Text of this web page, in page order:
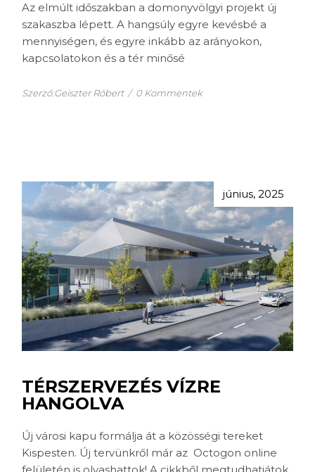
Az elmúlt időszakban a domonyvölgyi projekt új
szakaszba lépett. A hangsúly egyre kevésbé a
mennyiségen, és egyre inkább az arányokon,
kapcsolatokon és a tér minősé
Szerző:Geiszter Róbert / 0 Kommentek
június, 2025
TÉRSZERVEZÉS VÍZRE
HANGOLVA
Új városi kapu formálja át a közösségi tereket
Kispesten. Új tervünkről már az Octogon online